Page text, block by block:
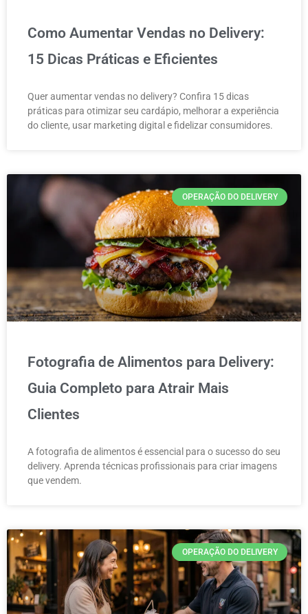
Como Aumentar Vendas no Delivery:
15 Dicas Práticas e Eficientes
Quer aumentar vendas no delivery? Confira 15 dicas
práticas para otimizar seu cardápio, melhorar a experiência
do cliente, usar marketing digital e fidelizar consumidores.
OPERAÇÃO DO DELIVERY
Fotografia de Alimentos para Delivery:
Guia Completo para Atrair Mais
Clientes
A fotografia de alimentos é essencial para o sucesso do seu
delivery. Aprenda técnicas profissionais para criar imagens
que vendem.
OPERAÇÃO DO DELIVERY